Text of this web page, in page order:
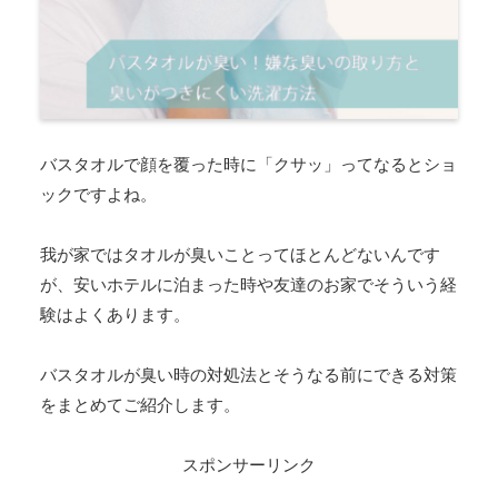
バスタオルで顔を覆った時に「クサッ」ってなるとショ
ックですよね。
我が家ではタオルが臭いことってほとんどないんです
が、安いホテルに泊まった時や友達のお家でそういう経
験はよくあります。
バスタオルが臭い時の対処法とそうなる前にできる対策
をまとめてご紹介します。
スポンサーリンク